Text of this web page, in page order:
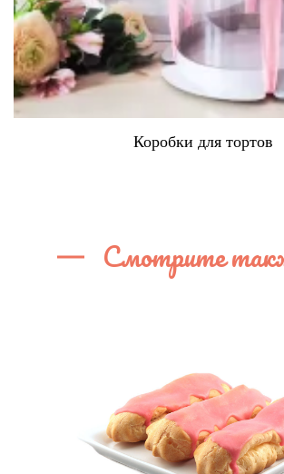
Коробки для тортов
Смотрите